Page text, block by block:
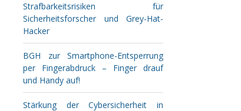
Strafbarkeitsrisiken für
Sicherheitsforscher und Grey-Hat-
Hacker
BGH zur Smartphone-Entsperrung
per Fingerabdruck – Finger drauf
und Handy auf!
Stärkung der Cybersicherheit in